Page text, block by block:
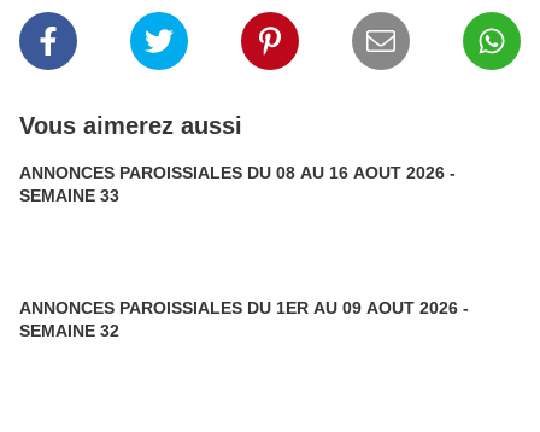
Vous aimerez aussi
ANNONCES PAROISSIALES DU 08 AU 16 AOUT 2026 -
SEMAINE 33
ANNONCES PAROISSIALES DU 1ER AU 09 AOUT 2026 -
SEMAINE 32